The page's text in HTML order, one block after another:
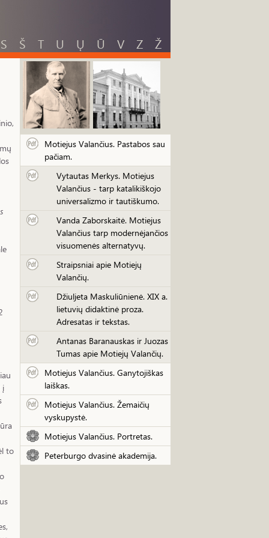
S Š T U Ų Ū V Z Ž
į
to
Motiejus Valančius. Pastabos sau
pačiam.
Vytautas Merkys. Motiejus
Valančius - tarp katalikiškojo
universalizmo ir tautiškumo.
Vanda Zaborskaitė. Motiejus
Valančius tarp modernėjančios
visuomenės alternatyvų.
Straipsniai apie Motiejų
Valančių.
Džiuljeta Maskuliūnienė. XIX a.
lietuvių didaktinė proza.
Adresatas ir tekstas.
Antanas Baranauskas ir Juozas
Tumas apie Motiejų Valančių.
Motiejus Valančius. Ganytojiškas
laiškas.
Motiejus Valančius. Žemaičių
vyskupystė.
Motiejus Valančius. Portretas.
Peterburgo dvasinė akademija.